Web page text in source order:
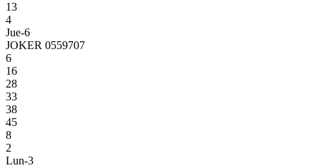
13
4
Jue-6
JOKER 0559707
6
16
28
33
38
45
8
2
Lun-3